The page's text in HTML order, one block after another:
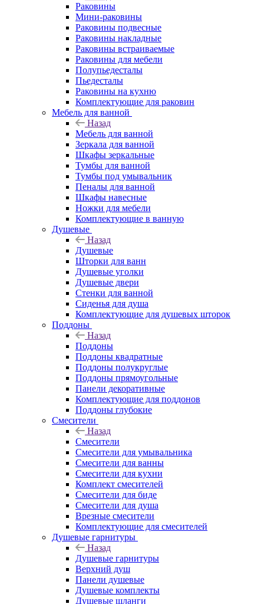
Раковины
Мини-раковины
Раковины подвесные
Раковины накладные
Раковины встраиваемые
Раковины для мебели
Полупьедесталы
Пьедесталы
Раковины на кухню
Комплектующие для раковин
Мебель для ванной
Назад
Мебель для ванной
Зеркала для ванной
Шкафы зеркальные
Тумбы для ванной
Тумбы под умывальник
Пеналы для ванной
Шкафы навесные
Ножки для мебели
Комплектующие в ванную
Душевые
Назад
Душевые
Шторки для ванн
Душевые уголки
Душевые двери
Стенки для ванной
Сиденья для душа
Комплектующие для душевых шторок
Поддоны
Назад
Поддоны
Поддоны квадратные
Поддоны полукруглые
Поддоны прямоугольные
Панели декоративные
Комплектующие для поддонов
Поддоны глубокие
Смесители
Назад
Смесители
Смесители для умывальника
Смесители для ванны
Смесители для кухни
Комплект смесителей
Смесители для биде
Смесители для душа
Врезные смесители
Комплектующие для смесителей
Душевые гарнитуры
Назад
Душевые гарнитуры
Верхний душ
Панели душевые
Душевые комплекты
Душевые шланги